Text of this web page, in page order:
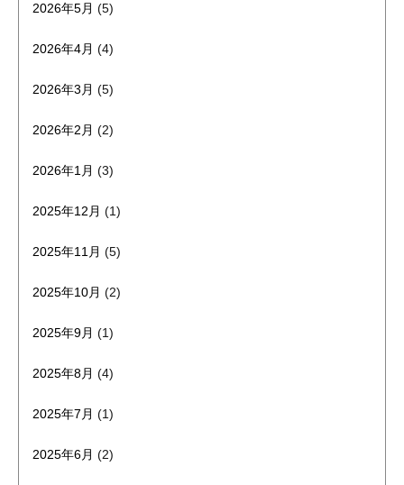
2026年5月 (5)
2026年4月 (4)
2026年3月 (5)
2026年2月 (2)
2026年1月 (3)
2025年12月 (1)
2025年11月 (5)
2025年10月 (2)
2025年9月 (1)
2025年8月 (4)
2025年7月 (1)
2025年6月 (2)